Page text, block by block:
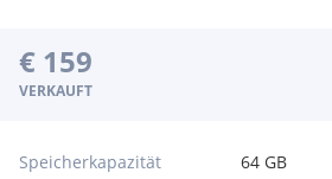
€ 159
VERKAUFT
Speicherkapazität
64 GB